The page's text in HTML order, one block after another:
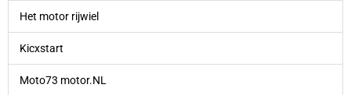
Het motor rijwiel
Kicxstart
Moto73 motor.NL